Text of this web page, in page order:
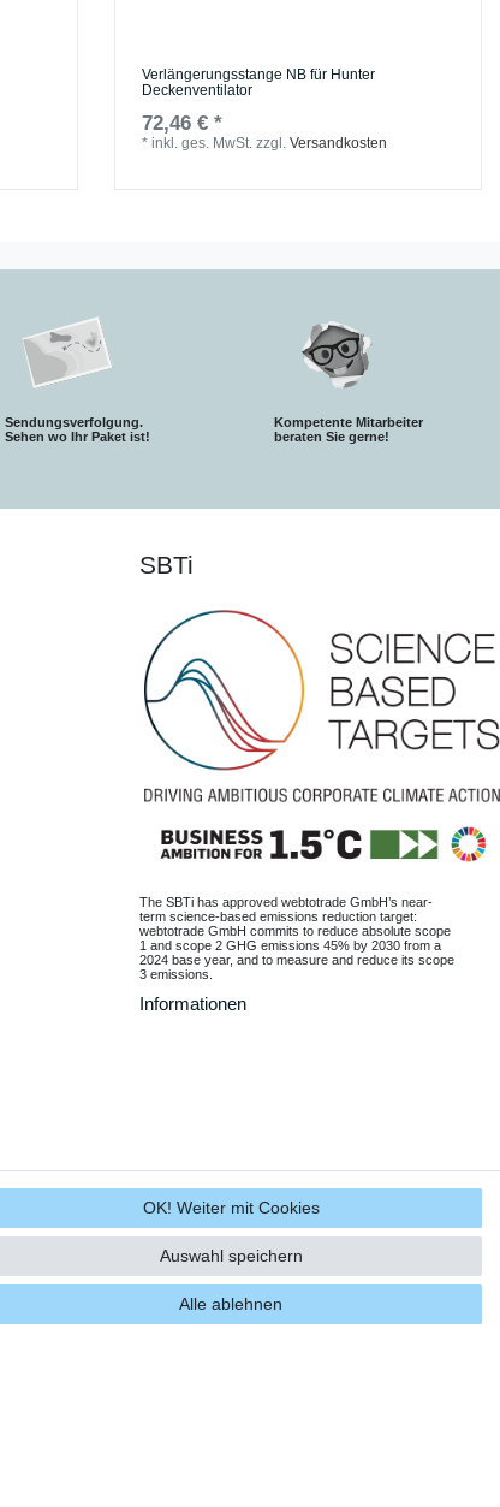
Verlängerungsstange NB für Hunter
Deckenventilator
72,46 € *
*inkl. ges. MwSt. zzgl.Versandkosten
Sendungsverfolgung.
Sehen wo Ihr Paket ist!
Kompetente Mitarbeiter
beraten Sie gerne!
SBTi
The SBTi has approved webtotrade GmbH’s near-
term science-based emissions reduction target:
webtotrade GmbH commits to reduce absolute scope
1 and scope 2 GHG emissions 45% by 2030 from a
2024 base year, and to measure and reduce its scope
3 emissions.
Informationen
OK! Weiter mit Cookies
Alle ablehnen
Auswahl speichern